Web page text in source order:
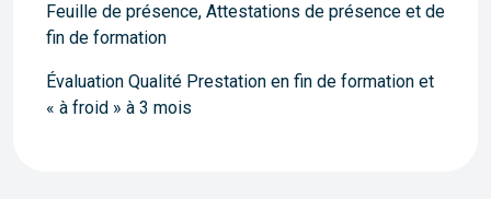
Feuille de présence, Attestations de présence et de
fin de formation
Évaluation Qualité Prestation en fin de formation et
« à froid » à 3 mois